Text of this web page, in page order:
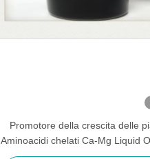
Promotore della crescita delle
Aminoacidi chelati Ca-Mg Liquid
Fertilizer Special For Fruit